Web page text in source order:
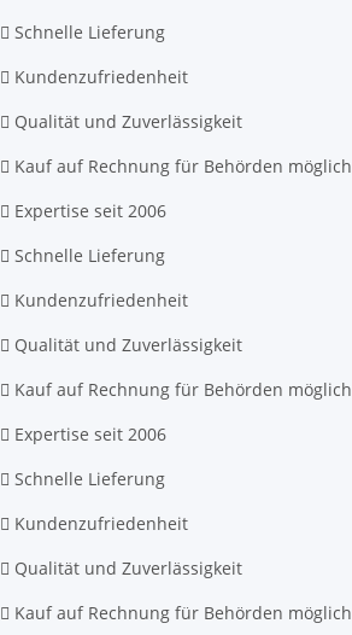
Schnelle Lieferung
Kundenzufriedenheit
Qualität und Zuverlässigkeit
Kauf auf Rechnung für Behörden möglich
Expertise seit 2006
Schnelle Lieferung
Kundenzufriedenheit
Qualität und Zuverlässigkeit
Kauf auf Rechnung für Behörden möglich
Expertise seit 2006
Schnelle Lieferung
Kundenzufriedenheit
Qualität und Zuverlässigkeit
Kauf auf Rechnung für Behörden möglich